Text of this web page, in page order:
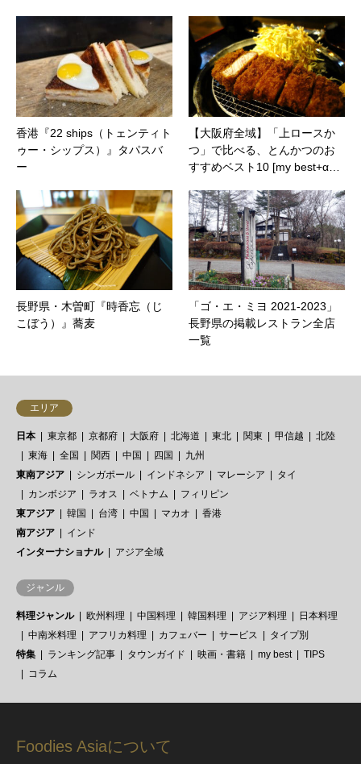
香港『22 ships（トェンティト
ゥー・シップス）』タパスバ
ー
【大阪府全域】「上ロースか
つ」で比べる、とんかつのお
すすめベスト10 [my best+α…
長野県・木曽町『時香忘（じ
こぼう）』蕎麦
「ゴ・エ・ミヨ 2021-2023」
長野県の掲載レストラン全店
一覧
エリア
日本 東京都 京都府 大阪府 北海道 東北 関東 甲信越
北陸
東海
全国 関西 中国 四国
九州
東南アジア
シンガポール インドネシア マレーシア
タイ
カンボジア
ラオス ベトナム
フィリピン
東アジア
韓国 台湾 中国 マカオ
香港
南アジア
インド
インターナショナル
アジア全域
ジャンル
料理ジャンル 欧州料理 中国料理 韓国料理 アジア料理
日本料理
中南米料理
アフリカ料理 カフェバー サービス
タイプ別
特集
ランキング記事 タウンガイド 映画・書籍 my best
TIPS
コラム
Foodies Asiaについて